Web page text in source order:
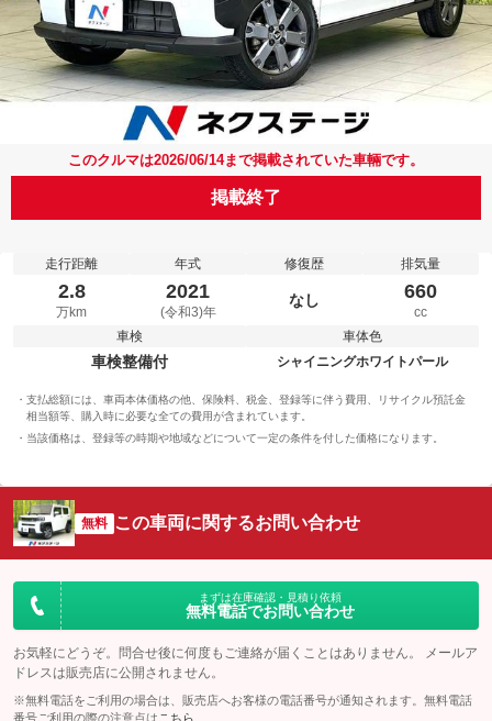
このクルマは2026/06/14まで掲載されていた車輛です。
掲載終了
走行距離
2.8
万km
年式
2021
(令和3)年
修復歴
なし
排気量
660
cc
車検
車検整備付
車体色
シャイニングホワイトパール
支払総額には、車両本体価格の他、保険料、税金、登録等に伴う費用、リサイクル預託金
相当額等、購入時に必要な全ての費用が含まれています。
当該価格は、登録等の時期や地域などについて一定の条件を付した価格になります。
無料 この車両に関するお問い合わせ
まずは在庫確認・見積り依頼
無料電話でお問い合わせ
お気軽にどうぞ。問合せ後に何度もご連絡が届くことはありません。 メールア
ドレスは販売店に公開されません。
※無料電話をご利用の場合は、販売店へお客様の電話番号が通知されます。無料電話
番号ご利用の際の注意点は こちら